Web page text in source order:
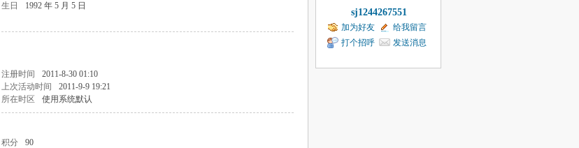
生日
1992 年 5 月 5 日
注册时间
2011-8-30 01:10
上次活动时间
2011-9-9 19:21
所在时区 使用系统默认
积分
90
sj1244267551
加为好友
给我留言
打个招呼
发送消息